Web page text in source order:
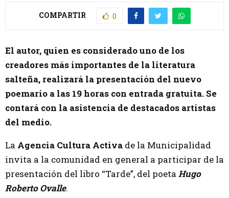
COMPARTIR 0
El autor, quien es considerado uno de los
creadores más importantes de la literatura
salteña, realizará la presentación del nuevo
poemario a las 19 horas con entrada gratuita. Se
contará con la asistencia de destacados artistas
del medio.
La Agencia Cultura Activa de la Municipalidad
invita a la comunidad en general a participar de la
presentación del libro “Tarde”, del poeta Hugo
Roberto Ovalle.